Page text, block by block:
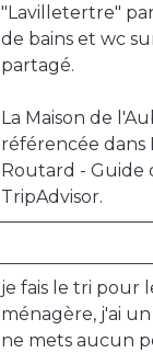
"Lavilletertre"
de bains et wc
partagé.
La Maison de
référencée dans
Routard - Guide
TripAdvisor.
je fais le tri pour
ménagère, j'ai
ne mets aucun